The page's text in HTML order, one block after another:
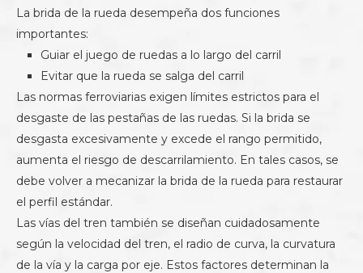
La brida de la rueda desempeña dos funciones
importantes:
Guiar el juego de ruedas a lo largo del carril
Evitar que la rueda se salga del carril
Las normas ferroviarias exigen límites estrictos para el
desgaste de las pestañas de las ruedas. Si la brida se
desgasta excesivamente y excede el rango permitido,
aumenta el riesgo de descarrilamiento. En tales casos, se
debe volver a mecanizar la brida de la rueda para restaurar
el perfil estándar.
Las vías del tren también se diseñan cuidadosamente
según la velocidad del tren, el radio de curva, la curvatura
de la vía y la carga por eje. Estos factores determinan la